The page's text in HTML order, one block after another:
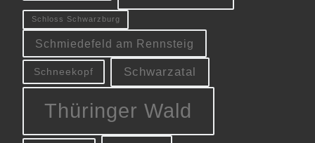
Schloss Schwarzburg
Schmiedefeld am Rennsteig
Schneekopf Schwarzatal
Thüringer Wald